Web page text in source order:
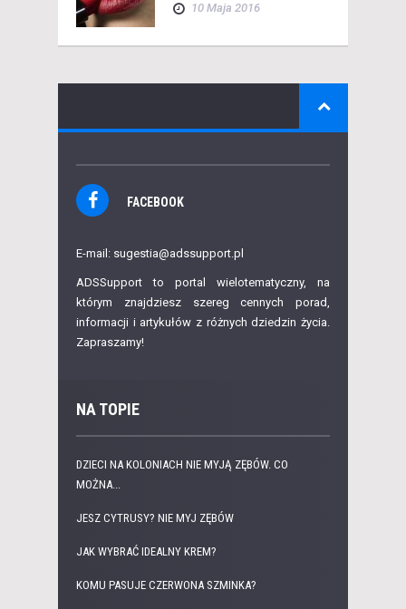
10 Maja 2016
FACEBOOK
E-mail: sugestia@adssupport.pl
ADSSupport to portal wielotematyczny, na
którym znajdziesz szereg cennych porad,
informacji i artykułów z różnych dziedzin życia.
Zapraszamy!
NA TOPIE
DZIECI NA KOLONIACH NIE MYJĄ ZĘBÓW. CO
MOŻNA...
JESZ CYTRUSY? NIE MYJ ZĘBÓW
JAK WYBRAĆ IDEALNY KREM?
KOMU PASUJE CZERWONA SZMINKA?